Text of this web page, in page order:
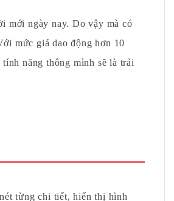
mới ngày nay. Do vậy mà có
mức giá dao động hơn 10
năng thông mình sẽ là trải
từng chi tiết, hiển thị hình